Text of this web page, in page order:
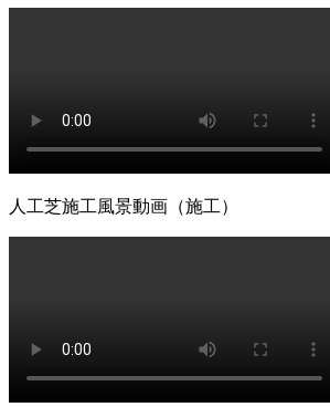
りある時間をご提案いたします。
も手足を汚さずに遊べる専用ドッグ
2026.6.11
「人工芝はプラスチック感が強くて安
2026.6.4
人工芝施工風景動画（施工）